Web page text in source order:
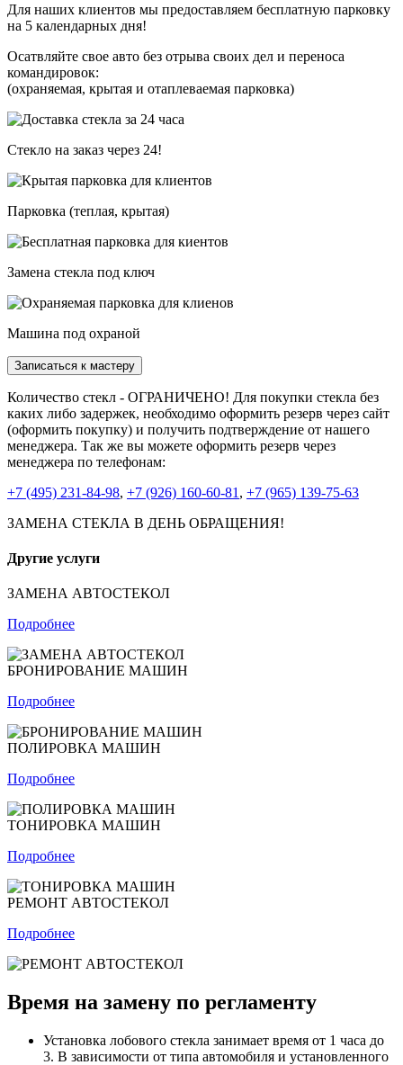
Для наших клиентов мы предоставляем бесплатную парковку
на 5 календарных дня!
Осатвляйте свое авто без отрыва своих дел и переноса
командировок:
(охраняемая, крытая и отаплеваемая парковка)
Стекло на заказ через 24!
Парковка (теплая, крытая)
Замена стекла под ключ
Машина под охраной
Записаться к мастеру
Количество стекл - ОГРАНИЧЕНО! Для покупки стекла без
каких либо задержек, необходимо оформить резерв через сайт
(оформить покупку) и получить подтверждение от нашего
менеджера. Так же вы можете оформить резерв через
менеджера по телефонам:
+7 (495) 231-84-98, +7 (926) 160-60-81 , +7 (965) 139-75-63
ЗАМЕНА СТЕКЛА В ДЕНЬ ОБРАЩЕНИЯ!
Другие услуги
ЗАМЕНА АВТОСТЕКОЛ
Подробнее
БРОНИРОВАНИЕ МАШИН
Подробнее
ПОЛИРОВКА МАШИН
Подробнее
ТОНИРОВКА МАШИН
Подробнее
РЕМОНТ АВТОСТЕКОЛ
Подробнее
Время на замену по регламенту
Установка лобового стекла занимает время от 1 часа до
3. В зависимости от типа автомобиля и установленного